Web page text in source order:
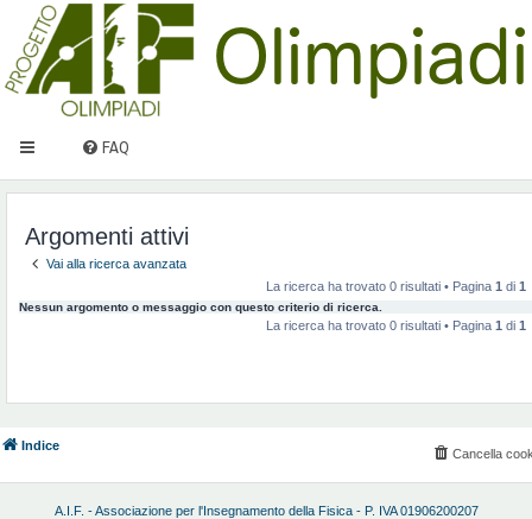
FAQ
Argomenti attivi
Vai alla ricerca avanzata
La ricerca ha trovato 0 risultati • Pagina 1 di 1
Nessun argomento o messaggio con questo criterio di ricerca.
La ricerca ha trovato 0 risultati • Pagina 1 di 1
Indice
Cancella
A.I.F. - Associazione per l'Insegnamento della Fisica - P. IVA 01906200207